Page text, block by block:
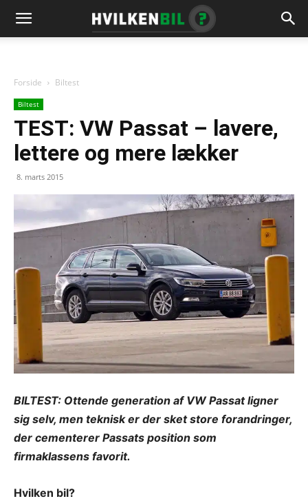
Forside Biltest
Biltest
TEST: VW Passat – lavere,
lettere og mere lækker
8. marts 2015
BILTEST: Ottende generation af VW Passat ligner
sig selv, men teknisk er der sket store forandringer,
der cementerer Passats position som
firmaklassens favorit.
Hvilken bil?